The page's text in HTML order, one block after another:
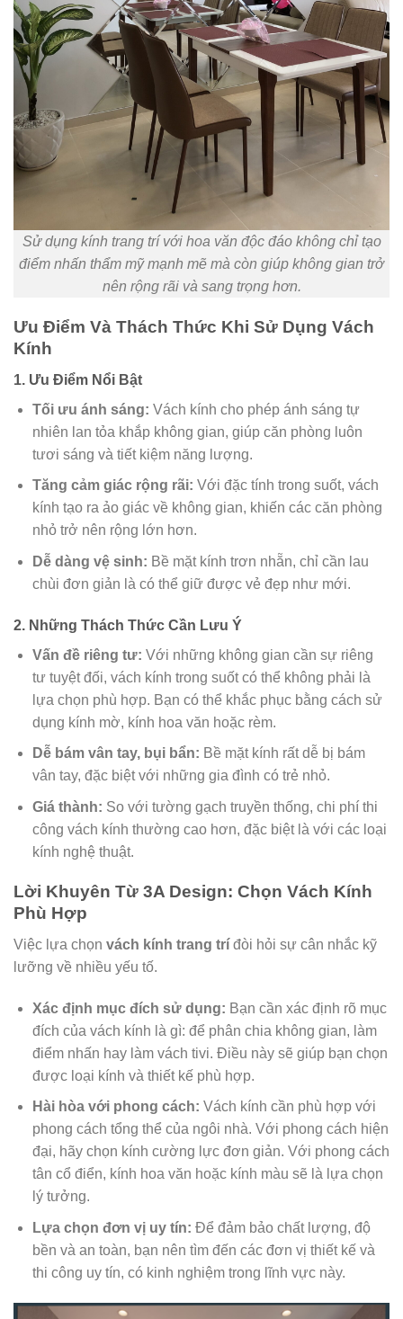
Sử dụng kính trang trí với hoa văn độc đáo không chỉ tạo
điểm nhấn thẩm mỹ mạnh mẽ mà còn giúp không gian trở
nên rộng rãi và sang trọng hơn.
Ưu Điểm Và Thách Thức Khi Sử Dụng Vách
Kính
1. Ưu Điểm Nổi Bật
Tối ưu ánh sáng: Vách kính cho phép ánh sáng tự
nhiên lan tỏa khắp không gian, giúp căn phòng luôn
tươi sáng và tiết kiệm năng lượng.
Tăng cảm giác rộng rãi: Với đặc tính trong suốt, vách
kính tạo ra ảo giác về không gian, khiến các căn phòng
nhỏ trở nên rộng lớn hơn.
Dễ dàng vệ sinh: Bề mặt kính trơn nhẵn, chỉ cần lau
chùi đơn giản là có thể giữ được vẻ đẹp như mới.
2. Những Thách Thức Cần Lưu Ý
Vấn đề riêng tư: Với những không gian cần sự riêng
tư tuyệt đối, vách kính trong suốt có thể không phải là
lựa chọn phù hợp. Bạn có thể khắc phục bằng cách sử
dụng kính mờ, kính hoa văn hoặc rèm.
Dễ bám vân tay, bụi bẩn: Bề mặt kính rất dễ bị bám
vân tay, đặc biệt với những gia đình có trẻ nhỏ.
Giá thành: So với tường gạch truyền thống, chi phí thi
công vách kính thường cao hơn, đặc biệt là với các loại
kính nghệ thuật.
Lời Khuyên Từ 3A Design: Chọn Vách Kính
Phù Hợp
Việc lựa chọn vách kính trang trí đòi hỏi sự cân nhắc kỹ
lưỡng về nhiều yếu tố.
Xác định mục đích sử dụng: Bạn cần xác định rõ mục
đích của vách kính là gì: để phân chia không gian, làm
điểm nhấn hay làm vách tivi. Điều này sẽ giúp bạn chọn
được loại kính và thiết kế phù hợp.
Hài hòa với phong cách: Vách kính cần phù hợp với
phong cách tổng thể của ngôi nhà. Với phong cách hiện
đại, hãy chọn kính cường lực đơn giản. Với phong cách
tân cổ điển, kính hoa văn hoặc kính màu sẽ là lựa chọn
lý tưởng.
Lựa chọn đơn vị uy tín: Để đảm bảo chất lượng, độ
bền và an toàn, bạn nên tìm đến các đơn vị thiết kế và
thi công uy tín, có kinh nghiệm trong lĩnh vực này.